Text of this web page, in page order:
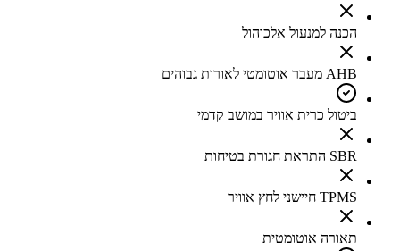
הכנה למנעול אלכוהול
AHB מעבר אוטומטי לאורות גבוהים
ביטול כרית אוויר במושב קדמי
SBR התראת חגורת בטיחות
TPMS חיישני לחץ אוויר
תאורה אוטומטית